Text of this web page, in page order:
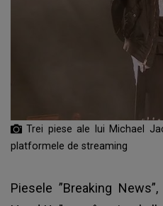
Trei piese ale lui Michael
platformele de streaming
Piesele ”Breaking